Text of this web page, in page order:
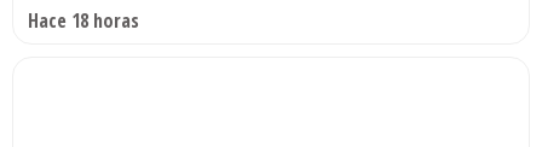
Hace 18 horas